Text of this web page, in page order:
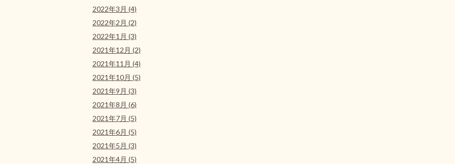
2022年3月 (4)
2022年2月 (2)
2022年1月 (3)
2021年12月 (2)
2021年11月 (4)
2021年10月 (5)
2021年9月 (3)
2021年8月 (6)
2021年7月 (5)
2021年6月 (5)
2021年5月 (3)
2021年4月 (5)